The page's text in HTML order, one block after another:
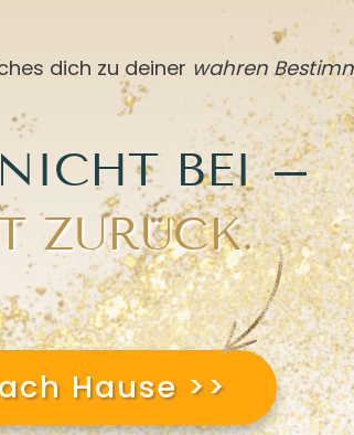
dich zu deiner wahren
BEI –
ZURÜCK.
Hause >>